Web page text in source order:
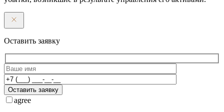
Оставить заявку
Оставить заявку
agree